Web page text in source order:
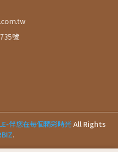
號
伴您在每個精彩時光All Rights
.